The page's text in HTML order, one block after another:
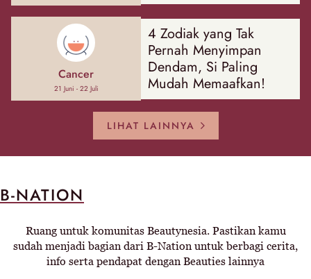
Cancer
21 Juni - 22 Juli
4 Zodiak yang Tak
Pernah Menyimpan
Dendam, Si Paling
Mudah Memaafkan!
LIHAT LAINNYA
B-NATION
Ruang untuk komunitas Beautynesia. Pastikan kamu
sudah menjadi bagian dari B-Nation untuk berbagi cerita,
info serta pendapat dengan Beauties lainnya